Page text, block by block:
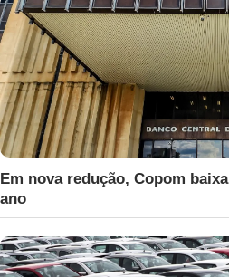
Em nova redução, Copom
ano